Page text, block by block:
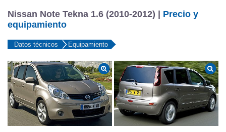
Nissan Note Tekna 1.6 (2010-2012) | Precio y
equipamiento
Datos técnicos Equipamiento